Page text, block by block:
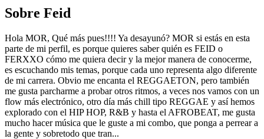
Sobre Feid
Hola MOR, Qué más pues!!!! Ya desayunó? MOR si estás en esta
parte de mi perfil, es porque quieres saber quién es FEID o
FERXXO cómo me quiera decir y la mejor manera de conocerme,
es escuchando mis temas, porque cada uno representa algo diferente
de mi carrera. Obvio me encanta el REGGAETON, pero también
me gusta parcharme a probar otros ritmos, a veces nos vamos con un
flow más electrónico, otro día más chill tipo REGGAE y así hemos
explorado con el HIP HOP, R&B y hasta el AFROBEAT, me gusta
mucho hacer música que le guste a mi combo, que ponga a perrear a
la gente y sobretodo que tran...